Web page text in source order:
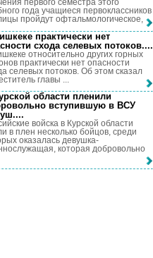
первого семестра этого
года учащиеся первоклассников
пройдут офтальмологическое, ...
практически нет
схода селевых потоков....
относительно других горных
практически нет опасности
селевых потоков. Об этом сказал
главы ...
области пленили
вступившую в ВСУ
.
войска в Курской области
в плен несколько бойцов, среди
оказалась девушка-
которая добровольно